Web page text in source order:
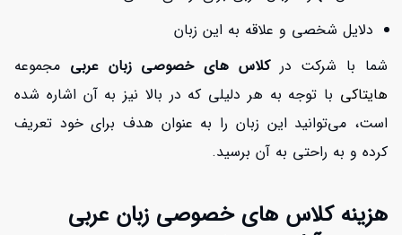
دلایل شخصی و علاقه به این زبان
شما با شرکت درکلاس های خصوصی زبان عربی مجموعه
هایتاکی با توجه به هر دلیلی که در بالا نیز به آن اشاره شده
است، می‌توانید این زبان را به عنوان هدف برای خود تعریف
کرده و به راحتی به آن برسید.
هزینه کلاس های خصوصی زبان عربی